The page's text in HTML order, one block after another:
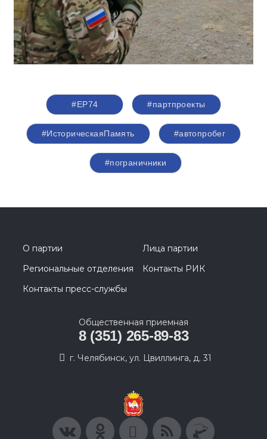
#ЕР74 #партпроекты
#ИсторическаяПамять #автопробег
#пограничники
О партии
Лица партии
Региональные отделения
Контакты РИК
Контакты пресс-службы
Общественная приемная
8 (351) 265-89-83
г. Челябинск, ул. Цвиллинга, д. 31